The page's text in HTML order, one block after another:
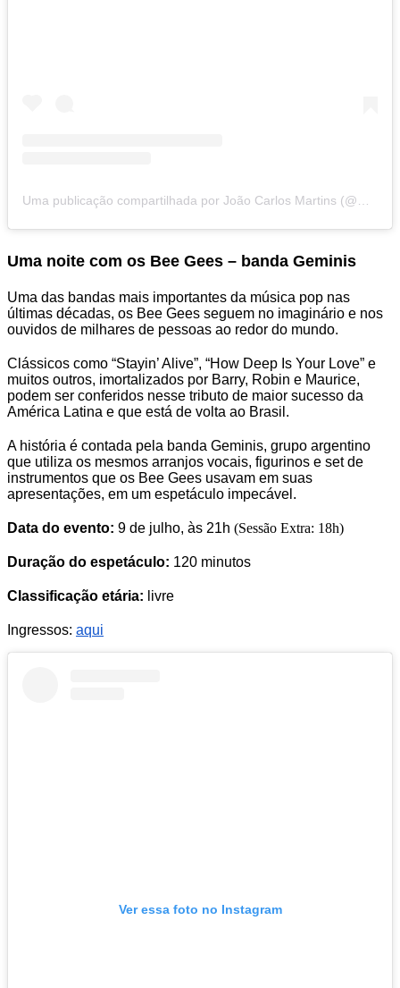
Uma publicação compartilhada por João Carlos Martins (@maestrojoaocarlosmartins)
Uma noite com os Bee Gees – banda Geminis
Uma das bandas mais importantes da música pop nas
últimas décadas, os Bee Gees seguem no imaginário e nos
ouvidos de milhares de pessoas ao redor do mundo.
Clássicos como “Stayin’ Alive”, “How Deep Is Your Love” e
muitos outros, imortalizados por Barry, Robin e Maurice,
podem ser conferidos nesse tributo de maior sucesso da
América Latina e que está de volta ao Brasil.
A história é contada pela banda Geminis, grupo argentino
que utiliza os mesmos arranjos vocais, figurinos e set de
instrumentos que os Bee Gees usavam em suas
apresentações, em um espetáculo impecável.
Data do evento: 9 de julho, às 21h (Sessão Extra: 18h)
Duração do espetáculo: 120 minutos
Classificação etária: livre
Ingressos: aqui
Ver essa foto no Instagram